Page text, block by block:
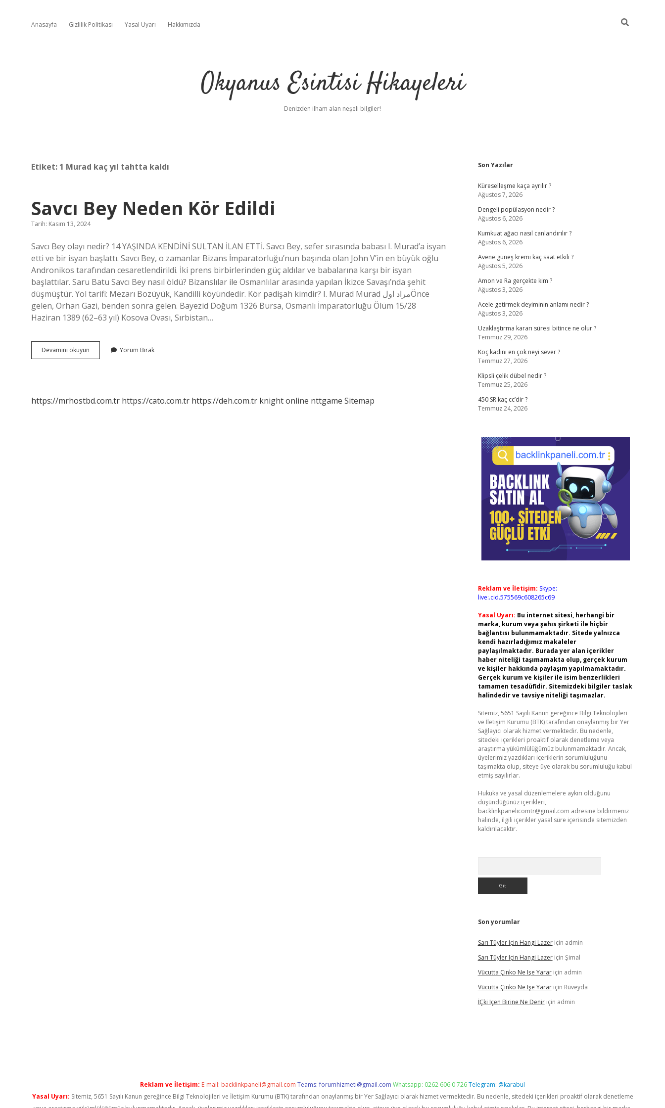
Anasayfa Gizlilik Politikası Yasal Uyarı Hakkımızda
Okyanus Esintisi Hikayeleri
Denizden ilham alan neşeli bilgiler!
Etiket: 1 Murad kaç yıl tahtta kaldı
Savcı Bey Neden Kör Edildi
Tarih: Kasım 13, 2024
Savcı Bey olayı nedir? 14 YAŞINDA KENDİNİ SULTAN İLAN ETTİ. Savcı Bey, sefer sırasında babası I. Murad’a isyan
etti ve bir isyan başlattı. Savcı Bey, o zamanlar Bizans İmparatorluğu’nun başında olan John V’in en büyük oğlu
Andronikos tarafından cesaretlendirildi. İki prens birbirlerinden güç aldılar ve babalarına karşı bir isyan
başlattılar. Saru Batu Savcı Bey nasıl öldü? Bizanslılar ile Osmanlılar arasında yapılan İkizce Savaşı’nda şehit
düşmüştür. Yol tarifi: Mezarı Bozüyük, Kandilli köyündedir. Kör padişah kimdir? I. Murad Murad مراد اولÖnce
gelen, Orhan Gazi, benden sonra gelen. Bayezid Doğum 1326 Bursa, Osmanlı İmparatorluğu Ölüm 15/28
Haziran 1389 (62–63 yıl) Kosova Ovası, Sırbistan…
Devamını okuyun
Bey
Yorum Bırak
https://mrhostbd.com.tr https://cato.com.tr https://deh.com.tr knight online nttgame Sitemap
Sidebar
Son Yazılar
Küreselleşme kaça ayrılır ?
Ağustos 7, 2026
Dengeli popülasyon nedir ?
Ağustos 6, 2026
Kumkuat ağacı nasıl canlandırılır ?
Ağustos 6, 2026
Avene güneş kremi kaç saat etkili ?
Ağustos 5, 2026
Amon ve Ra gerçekte kim ?
Ağustos 3, 2026
Acele getirmek deyiminin anlamı nedir ?
Ağustos 3, 2026
Uzaklaştırma kararı süresi bitince ne olur ?
Temmuz 29, 2026
Koç kadını en çok neyi sever ?
Temmuz 27, 2026
Klipsli çelik dübel nedir ?
Temmuz 25, 2026
450 SR kaç cc’dir ?
Temmuz 24, 2026
Reklam ve İletişim: Skype:
live:.cid.575569c608265c69
Yasal Uyarı: Bu internet sitesi, herhangi bir
marka, kurum veya şahıs şirketi ile hiçbir
bağlantısı bulunmamaktadır. Sitede yalnızca
kendi hazırladığımız makaleler
paylaşılmaktadır. Burada yer alan içerikler
haber niteliği taşımamakta olup, gerçek kurum
ve kişiler hakkında paylaşım yapılmamaktadır.
Gerçek kurum ve kişiler ile isim benzerlikleri
tamamen tesadüfidir. Sitemizdeki bilgiler taslak
halindedir ve tavsiye niteliği taşımazlar.
Sitemiz, 5651 Sayılı Kanun gereğince Bilgi Teknolojileri
ve İletişim Kurumu (BTK) tarafından onaylanmış bir Yer
Sağlayıcı olarak hizmet vermektedir. Bu nedenle,
sitedeki içerikleri proaktif olarak denetleme veya
araştırma yükümlülüğümüz bulunmamaktadır. Ancak,
üyelerimiz yazdıkları içeriklerin sorumluluğunu
taşımakta olup, siteye üye olarak bu sorumluluğu kabul
etmiş sayılırlar.
Hukuka ve yasal düzenlemelere aykırı olduğunu
düşündüğünüz içerikleri,
backlinkpanelicomtr@gmail.com adresine bildirmeniz
halinde, ilgili içerikler yasal süre içerisinde sitemizden
kaldırılacaktır.
Son yorumlar
Sarı Tüyler Için Hangi Lazeriçin admin
Sarı Tüyler Için Hangi Lazeriçin Şimal
Vücutta Çinko Ne Işe Yarariçin admin
Vücutta Çinko Ne Işe Yarariçin Rüveyda
İÇki Içen Birine Ne Deniriçin admin
Reklam ve İletişim: E-mail: backlinkpaneli@gmail.com Teams:forumhizmeti@gmail.com Whatsapp: 0262 606 0 726Telegram: @karabul
Yasal Uyarı: Sitemiz, 5651 Sayılı Kanun gereğince Bilgi Teknolojileri ve İletişim Kurumu (BTK) tarafından onaylanmış bir Yer Sağlayıcı olarak hizmet vermektedir. Bu nedenle, sitedeki içerikleri proaktif olarak denetleme